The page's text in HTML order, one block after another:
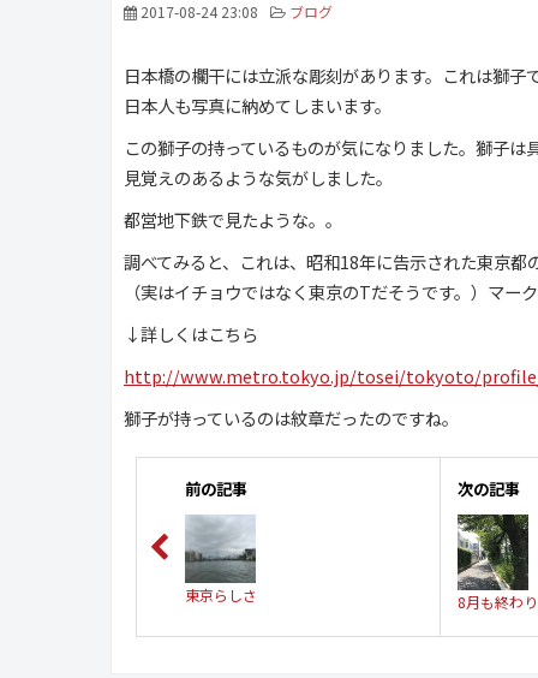
2017-08-24 23:08 ブログ
日本橋の欄干には立派な彫刻があります。これは獅
日本人も写真に納めてしまいます。
この獅子の持っているものが気になりました。獅子
見覚えのあるような気がしました。
都営地下鉄で見たような。。
調べてみると、これは、昭和18年に告示された東京
（実はイチョウではなく東京のTだそうです。）マー
↓詳しくはこちら
http://www.metro.tokyo.jp/tosei/tokyoto/
獅子が持っているのは紋章だったのですね。
前の記事
東京らしさ
次の記事
8月も終わ